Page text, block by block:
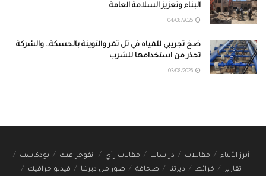
البناء وتعزيز السلامة العامة
ضخ تجريبي للمياه في تل تمر والتوينة بالحسكة.. والشركة
تحذر من استخدامها للشرب
أبرز الأنباء مقابلات دراسات مقالات رأي انفوجرافيك
بودكاست
تقارير
خرائط ديرتنا صحافة صور من ديرتنا فيديو جرافيك